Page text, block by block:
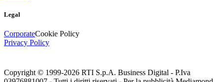
Legal
CorporateCookie Policy
Privacy Policy
Copyright © 1999-2026 RTI S.p.A. Business Digital - P.Iva